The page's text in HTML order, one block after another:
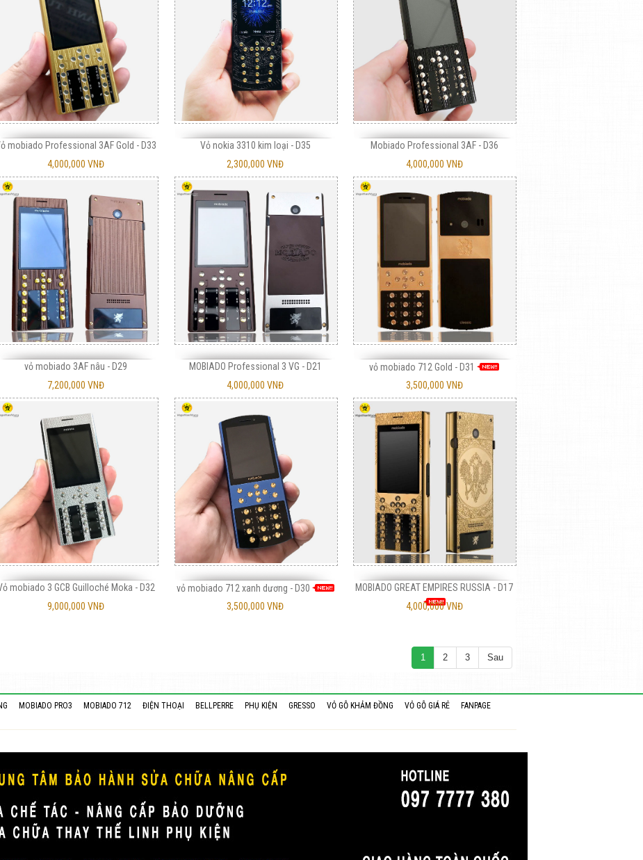
mobiado Professional 3AF Gold - D33
4,000,000 VNĐ
Vỏ nokia 3310 kim loại - D35
2,300,000 VNĐ
Mobiado Professional 3AF - D36
4,000,000 VNĐ
vỏ mobiado 3AF nâu - D29
7,200,000 VNĐ
MOBIADO Professional 3 VG - D21
4,000,000 VNĐ
vỏ mobiado 712 Gold - D31
3,500,000 VNĐ
mobiado 3 GCB Guilloché Moka - D32
9,000,000 VNĐ
vỏ mobiado 712 xanh dương - D30
3,500,000 VNĐ
MOBIADO GREAT EMPIRES RUSSIA - D17
4,000,000 VNĐ
1 2 3 Sau
MOBIADO PRO3 MOBIADO 712 ĐIỆN THOẠI BELLPERRE PHỤ KIỆN GRESSO VỎ GỖ KHẢM ĐỒNG VỎ GỖ GIÁ RẺ
FANPAGE